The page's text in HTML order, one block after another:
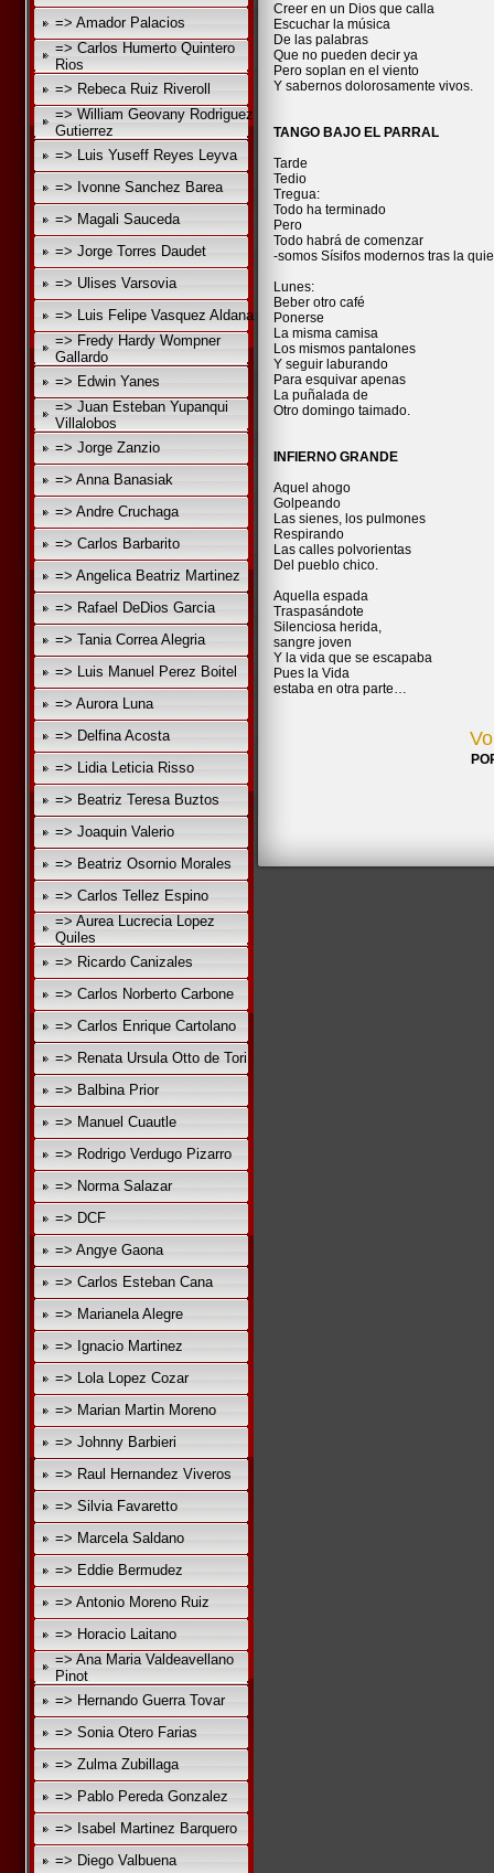
=> Amador Palacios
=> Carlos Humerto Quintero
Rios
=> Rebeca Ruiz Riveroll
=> William Geovany Rodriguez
Gutierrez
=> Luis Yuseff Reyes Leyva
=> Ivonne Sanchez Barea
=> Magali Sauceda
=> Jorge Torres Daudet
=> Ulises Varsovia
=> Luis Felipe Vasquez Aldana
=> Fredy Hardy Wompner
Gallardo
=> Edwin Yanes
=> Juan Esteban Yupanqui
Villalobos
=> Jorge Zanzio
=> Anna Banasiak
=> Andre Cruchaga
=> Carlos Barbarito
=> Angelica Beatriz Martinez
=> Rafael DeDios Garcia
=> Tania Correa Alegria
=> Luis Manuel Perez Boitel
=> Aurora Luna
=> Delfina Acosta
=> Lidia Leticia Risso
=> Beatriz Teresa Buztos
=> Joaquin Valerio
=> Beatriz Osornio Morales
=> Carlos Tellez Espino
=> Aurea Lucrecia Lopez
Quiles
=> Ricardo Canizales
=> Carlos Norberto Carbone
=> Carlos Enrique Cartolano
=> Renata Ursula Otto de Tori
=> Balbina Prior
=> Manuel Cuautle
=> Rodrigo Verdugo Pizarro
=> Norma Salazar
=> DCF
=> Angye Gaona
=> Carlos Esteban Cana
=> Marianela Alegre
=> Ignacio Martinez
=> Lola Lopez Cozar
=> Marian Martin Moreno
=> Johnny Barbieri
=> Raul Hernandez Viveros
=> Silvia Favaretto
=> Marcela Saldano
=> Eddie Bermudez
=> Antonio Moreno Ruiz
=> Horacio Laitano
=> Ana Maria Valdeavellano
Pinot
=> Hernando Guerra Tovar
=> Sonia Otero Farias
=> Zulma Zubillaga
=> Pablo Pereda Gonzalez
=> Isabel Martinez Barquero
=> Diego Valbuena
Creer en un Dios que calla
Escuchar la música
De las palabras
Que no pueden decir ya
Pero soplan en el viento
Y sabernos dolorosamente vivos.
TANGO BAJO EL PARRAL
Tarde
Tedio
Tregua:
Todo ha terminado
Pero
Todo habrá de comenzar
-somos Sísifos modernos tras la
Lunes:
Beber otro café
Ponerse
La misma camisa
Los mismos pantalones
Y seguir laburando
Para esquivar apenas
La puñalada de
Otro domingo taimado.
INFIERNO GRANDE
Aquel ahogo
Golpeando
Las sienes, los pulmones
Respirando
Las calles polvorientas
Del pueblo chico.
Aquella espada
Traspasándote
Silenciosa herida,
sangre joven
Y la vida que se escapaba
Pues la Vida
estaba en otra parte…